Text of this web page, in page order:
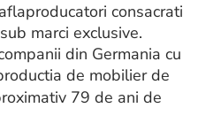
consacrati
marci exclusive.
din Germania cu
de mobilier de
79 de ani de